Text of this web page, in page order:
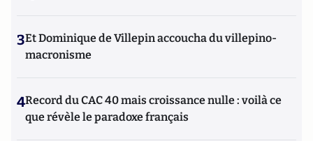
3Et Dominique de Villepin accoucha du villepino-
macronisme
4Record du CAC 40 mais croissance nulle : voilà ce
que révèle le paradoxe français